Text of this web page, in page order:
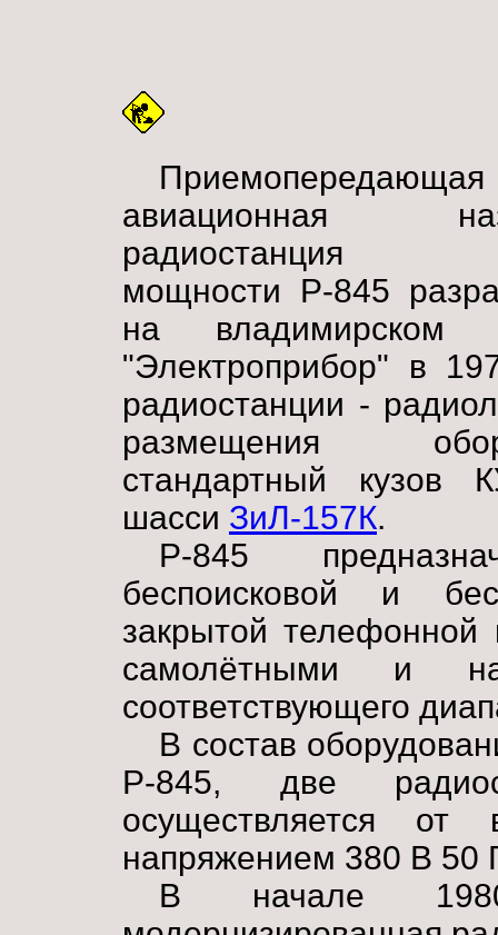
Приемопередающая
авиационная
радиостанция
мощности Р-845
на владимирском
"Электроприбор" в
радиостанции -
размещения
стандартный кузов
шасси ЗиЛ-157К.
Р-845
беспоисковой и
закрытой телефонной
самолётными и
соответствующего
В состав
Р-845, две
осуществляется от
напряжением 380 В 50
В начале